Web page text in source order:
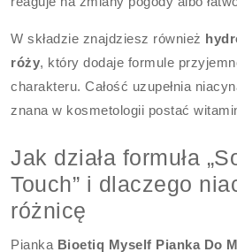
W składzie znajdziesz również
róży, który dodaje formule
charakteru. Całość uzupełnia
znana w kosmetologii postać
Jak działa formuła
Touch” i dlaczego
różnicę
Pianka Bioetiq Myself Pianka Do